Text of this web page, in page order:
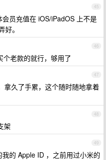
45
会员充值在 iOS/iPadOS 上不是
。
46
老款的就行，够用了
47
久了手累，这个随时随地拿着
48
架
49
的 Apple ID ，之前用过小米的